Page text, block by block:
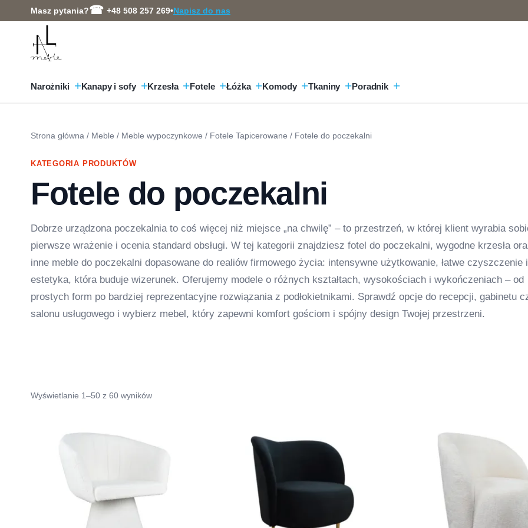
do
Masz pytania? +48 508 257 269•Napisz do nas
Narożniki Kanapy i sofy Krzesła Fotele Łóżka Komody Tkaniny Poradnik
Strona główna / Meble / Meble wypoczynkowe / Fotele Tapicerowane / Fotele do poczekalni
KATEGORIA PRODUKTÓW
Fotele do poczekalni
Dobrze urządzona poczekalnia to coś więcej niż miejsce „na chwilę” – to przestrzeń, w której klient wyrabia
pierwsze wrażenie i ocenia standard obsługi. W tej kategorii znajdziesz fotel do poczekalni, wygodne krzesła
inne meble do poczekalni dopasowane do realiów firmowego życia: intensywne użytkowanie, łatwe czyszczenie i
estetyka, która buduje wizerunek. Oferujemy modele o różnych kształtach, wysokościach i wykończeniach – od
prostych form po bardziej reprezentacyjne rozwiązania z podłokietnikami. Sprawdź opcje do recepcji, gabinetu
salonu usługowego i wybierz mebel, który zapewni komfort gościom i spójny design Twojej przestrzeni.
Wyświetlanie 1–50 z 60 wyników